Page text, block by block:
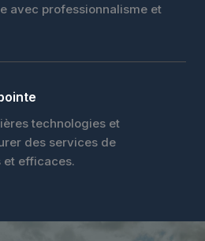
avec professionnalisme et
technologies et
des services de
et efficaces.